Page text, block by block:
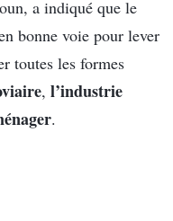
a indiqué que le
bonne voie pour lever
toutes les formes
, l’industrie
.